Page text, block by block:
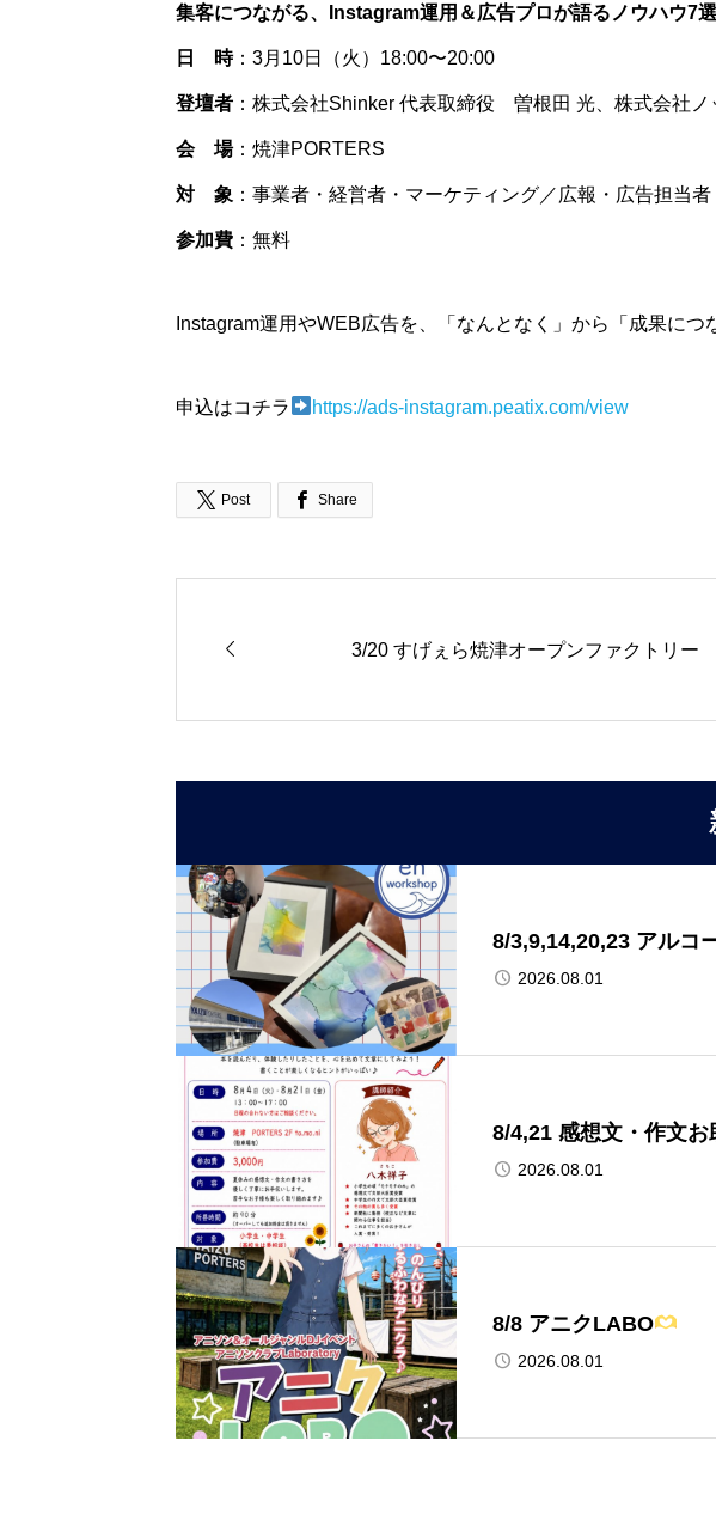
集客につながる、Instagram運用＆広告プロが語るノウハウ7選
日 時：3月10日（火）18:00〜20:00
登壇者 ：株式会社Shinker 代表取締役 曽根田 光、株式会社
会 場：焼津PORTERS
対 象 ：事業者・経営者・マーケティング／広報・広告担当者
参加費 ：無料
Instagram運用やWEB広告を、「なんとなく」から「成果に
申込はコチラ https://ads-instagram.peatix.com/view
 Post  Share
 3/20 すげぇら焼津オープンファクトリー
8/3,9,14,20,23 アルコ
2026.08.01
8/4,21 感想文・作文お
2026.08.01
8/8 アニクLABO
2026.08.01